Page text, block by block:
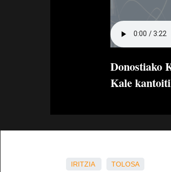
Donostiako
Kale
IRITZIA TOLOSA